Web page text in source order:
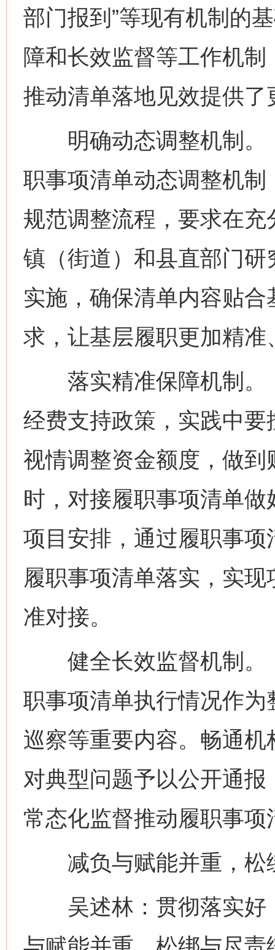
部门报到”等现有机制的
障和长效监督等工作机
推动清单落地见效提供
明确动态调整机制。
职事项清单动态调整机制
规范调整流程，要求在
镇（街道）和县直部门
实施，确保清单内容贴
求，让基层履职更加精准
落实精准保障机制。
经费支持政策，实践中要
视情调整资金额度，做
时，对接履职事项清单
项目安排，通过履职事
履职事项清单落实，实
准对接。
健全长效监督机制。
职事项清单执行情况作
巡察等重要内容。畅通机
对典型问题予以公开通
常态化监督推动履职事
减负与赋能并重，松
吴述林：贯彻落实好